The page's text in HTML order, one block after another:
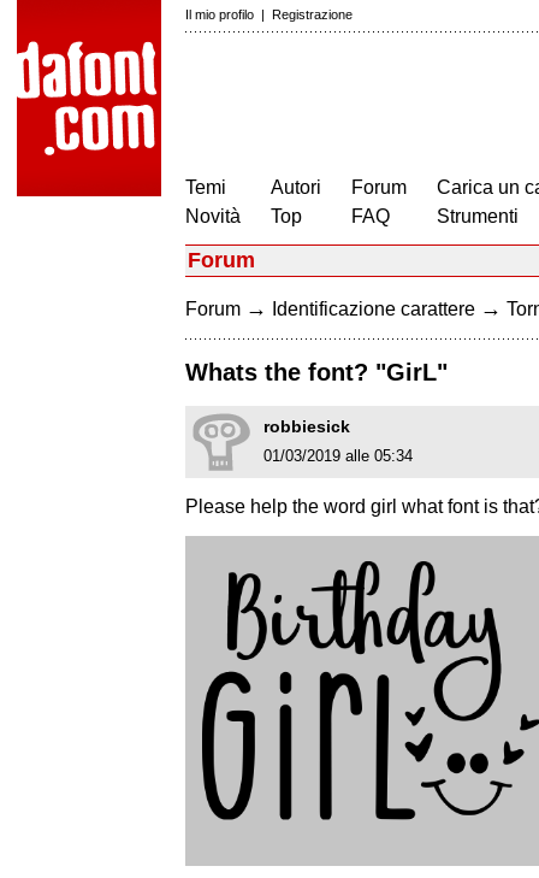
Il mio profilo | Registrazione
Temi
Novità
Autori
Top
Forum
FAQ
Carica un
Strumenti
Forum
Forum → Identificazione carattere →
Whats the font? "GirL"
robbiesick
01/03/2019 alle 05:34
Please help the word girl what font is